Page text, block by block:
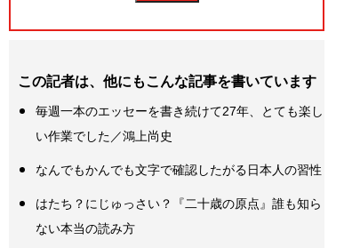
この記者は、他にもこんな記事を書いています
毎週一本のエッセーを書き続けて27年、とても楽し
い作業でした／鴻上尚史
なんでもかんでも文字で確認したがる日本人の習性
はたち？にじゅっさい？『二十歳の原点』誰も知ら
ない本当の読み方